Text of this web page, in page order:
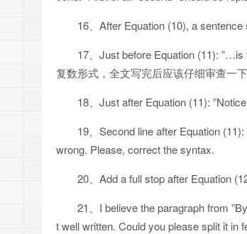
16、After Equation (10), a
17、Just before Equation (11):
复数形式，全文写完后应该仔细审查一下
18、Just after Equation (11):
19、Second line after Equation
wrong. Please, correct the syntax.
20、Add a full stop after Equation
21、I believe the paragraph from
t well written. Could you please split it in